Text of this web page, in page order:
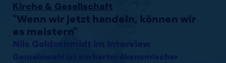
Kirche & Gesellschaft
"Wenn wir jetzt handeln, können wir
es meistern"
Nils Goldschmidt im Interview
Gemeinwohl ist ein harter ökonomischer